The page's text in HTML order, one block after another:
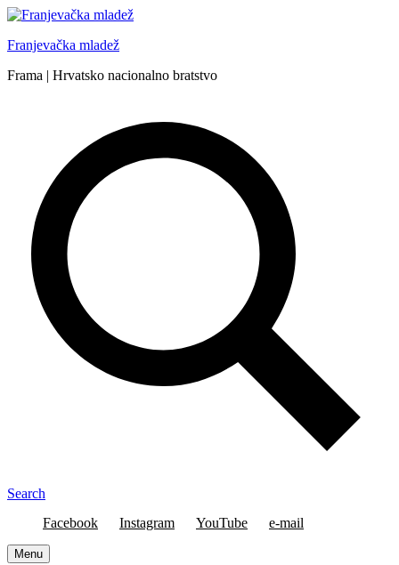
Skip
content
Franjevačka mladež
Frama | Hrvatsko nacionalno bratstvo
Search
Facebook
Instagram YouTube e-mail
Menu